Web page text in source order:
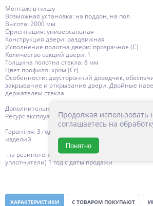
Монтаж: в нишу
Возможная установка: на поддон, на пол
Высота: 2000 мм
Ориентация: универсальная
Конструкция двери: раздвижная
Исполнение полотна двери: прозрачное (C)
Количество секций двери: 1
Толщина полотна стекла: 8 мм
Цвет профиля: хром (Сr)
Особенности: двусторонний доводчик,
закрывание и открывание двери. Двойные
держателем стекла
Дополнительная информация: поддон
Ресурс эксплуатации: 15 лет
Гарантия: 3 года с даты продажи, за
изделий
-на резинотенические изделия (силиконовые
уплотнители) 1 год с даты продажи
ХАРАКТЕРИСТИКИ С ТОВАРОМ ПОКУПАЮТ
Продолжая использовать
соглашаетесь на
Понятно